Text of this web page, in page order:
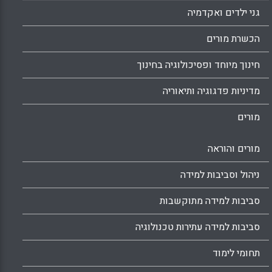
גני ילדים ואקדמיה
הכשרת מורים
חינוך מיוחד ופסיכולוגיה בחינוך
מדיניות פדגוגיה ותיאוריה
מורים
מורים והוראה
ניהול וסביבות למידה
סביבות למידה מתוקשבות
סביבות למידה עתירות טכנולוגיה
תחומי לימוד